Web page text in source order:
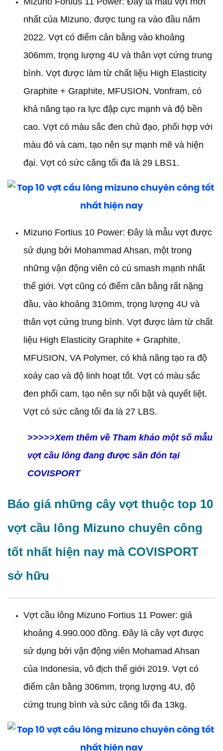
nhất của Mizuno, được tung ra vào đầu năm
2022. Vợt có điểm cân bằng vào khoảng
306mm, trọng lượng 4U và thân vợt cứng trung
bình. Vợt được làm từ chất liệu High Elasticity
Graphite + Graphite, MFUSION, Vonfram, có
khả năng tạo ra lực đập cực mạnh và độ bền
cao. Vợt có màu sắc đen chủ đạo, phối hợp với
màu đỏ và cam, tạo nên sự mạnh mẽ và hiện
đại. Vợt có sức căng tối đa là 29 LBS1.
Mizuno Fortius 10 Power: Đây là mẫu vợt được
sử dụng bởi Mohammad Ahsan, một trong
những vận động viên có cú smash mạnh nhất
thế giới. Vợt cũng có điểm cân bằng rất nặng
đầu, vào khoảng 310mm, trọng lượng 4U và
thân vợt cứng trung bình. Vợt được làm từ chất
liệu High Elasticity Graphite + Graphite,
MFUSION, VA Polymer, có khả năng tạo ra độ
xoáy cao và độ linh hoạt tốt. Vợt có màu sắc
đen phối cam, tạo nên sự nổi bật và quyết liệt.
Vợt có sức căng tối đa là 27 LBS.
>>>>>Xem thêm về Tham khảo một số mẫu
vợt cầu lông đang được săn đón tại
COVISPORT
Báo giá những cây vợt thuộc top 10
vợt cầu lông Mizuno chuyên công
tốt nhất hiện nay mà COVISPORT
sở hữu
Vợt cầu lông Mizuno Fortius 11 Power: giá
khoảng 4.990.000 đồng. Đây là cây vợt được
sử dụng bởi vận động viên Mohamad Ahsan
của Indonesia, vô địch thế giới 2019. Vợt có
điểm cân bằng 306mm, trọng lượng 4U, độ
cứng trung bình và sức căng tối đa 13kg.